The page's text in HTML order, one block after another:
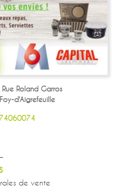
Roland Garros
d'Aigrefeuille
de vente